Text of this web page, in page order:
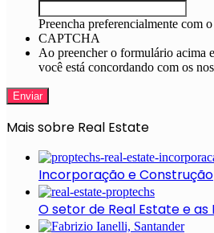
Preencha preferencialmente com
CAPTCHA
Ao preencher o formulário acima
você está concordando com os
Mais sobre Real Estate
Incorporação e Construção
O setor de Real Estate e